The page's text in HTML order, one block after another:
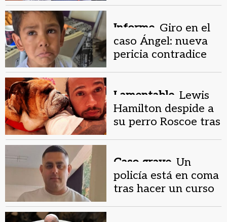
Informe. Giro en el
caso Ángel: nueva
pericia contradice
Lamentable. Lewis
Hamilton despide a
su perro Roscoe tras
Caso grave. Un
policía está en coma
tras hacer un curso